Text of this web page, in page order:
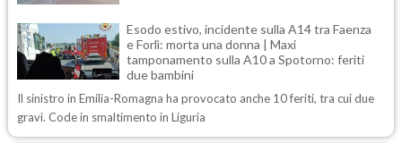
Esodo estivo, incidente sulla A14 tra Faenza
e Forlì: morta una donna | Maxi
tamponamento sulla A10 a Spotorno: feriti
due bambini
Il sinistro in Emilia-Romagna ha provocato anche 10 feriti, tra cui due
gravi. Code in smaltimento in Liguria